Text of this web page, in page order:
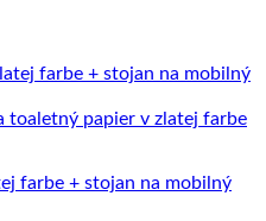
farbe + stojan na mobilný